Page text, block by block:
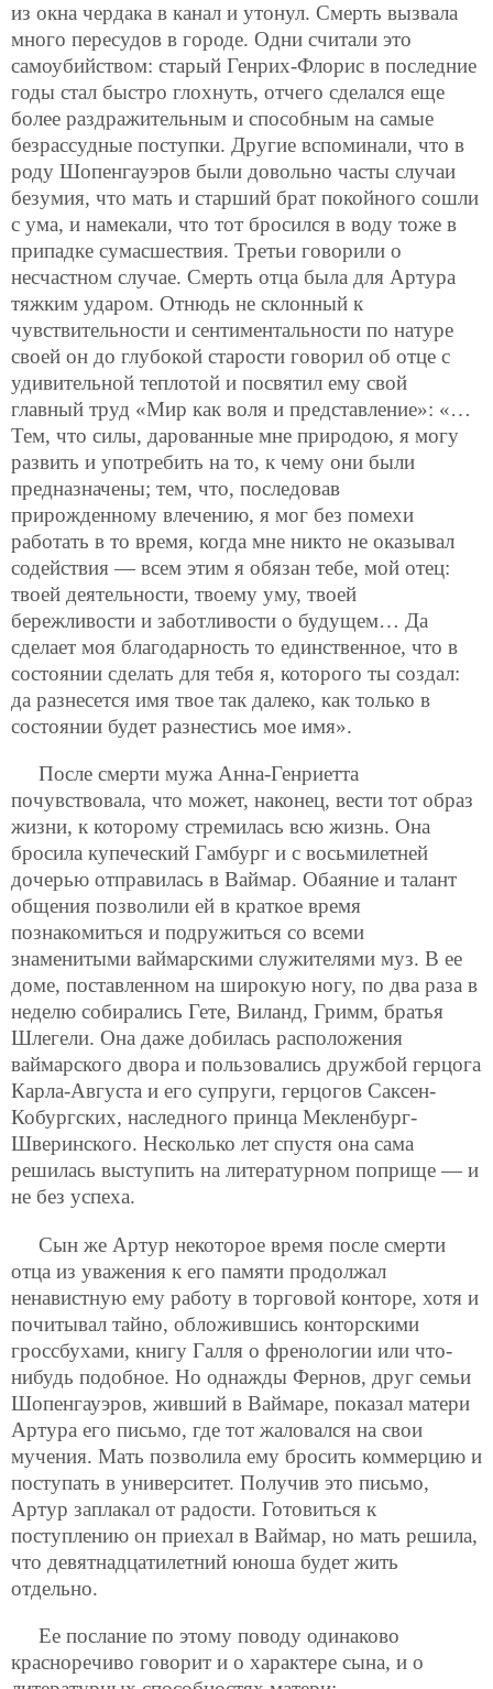
из окна чердака в канал и утонул. Смерть вызвала
много пересудов в городе. Одни считали это
самоубийством: старый Генрих-Флорис в последние
годы стал быстро глохнуть, отчего сделался еще
более раздражительным и способным на самые
безрассудные поступки. Другие вспоминали, что в
роду Шопенгауэров были довольно часты случаи
безумия, что мать и старший брат покойного сошли
с ума, и намекали, что тот бросился в воду тоже в
припадке сумасшествия. Третьи говорили о
несчастном случае. Смерть отца была для Артура
тяжким ударом. Отнюдь не склонный к
чувствительности и сентиментальности по натуре
своей он до глубокой старости говорил об отце с
удивительной теплотой и посвятил ему свой
главный труд «Мир как воля и представление»: «…
Тем, что силы, дарованные мне природою, я могу
развить и употребить на то, к чему они были
предназначены; тем, что, последовав
прирожденному влечению, я мог без помехи
работать в то время, когда мне никто не оказывал
содействия — всем этим я обязан тебе, мой отец:
твоей деятельности, твоему уму, твоей
бережливости и заботливости о будущем… Да
сделает моя благодарность то единственное, что в
состоянии сделать для тебя я, которого ты создал:
да разнесется имя твое так далеко, как только в
состоянии будет разнестись мое имя».
После смерти мужа Анна-Генриетта
почувствовала, что может, наконец, вести тот образ
жизни, к которому стремилась всю жизнь. Она
бросила купеческий Гамбург и с восьмилетней
дочерью отправилась в Ваймар. Обаяние и талант
общения позволили ей в краткое время
познакомиться и подружиться со всеми
знаменитыми ваймарскими служителями муз. В ее
доме, поставленном на широкую ногу, по два раза в
неделю собирались Гете, Виланд, Гримм, братья
Шлегели. Она даже добилась расположения
ваймарского двора и пользовались дружбой герцога
Карла-Августа и его супруги, герцогов Саксен-
Кобургских, наследного принца Мекленбург-
Шверинского. Несколько лет спустя она сама
решилась выступить на литературном поприще — и
не без успеха.
Сын же Артур некоторое время после смерти
отца из уважения к его памяти продолжал
ненавистную ему работу в торговой конторе, хотя и
почитывал тайно, обложившись конторскими
гроссбухами, книгу Галля о френологии или что-
нибудь подобное. Но однажды Фернов, друг семьи
Шопенгауэров, живший в Ваймаре, показал матери
Артура его письмо, где тот жаловался на свои
мучения. Мать позволила ему бросить коммерцию и
поступать в университет. Получив это письмо,
Артур заплакал от радости. Готовиться к
поступлению он приехал в Ваймар, но мать решила,
что девятнадцатилетний юноша будет жить
отдельно.
Ее послание по этому поводу одинаково
красноречиво говорит и о характере сына, и о